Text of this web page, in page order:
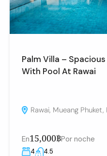
Palm Villa –
With Pool At Rawai
Rawai, Mueang
En15,000฿Por noche
4 4.5